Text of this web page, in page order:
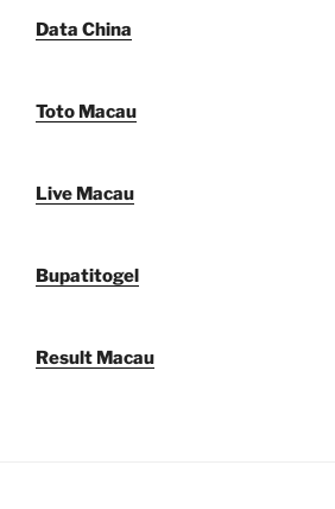
Data China
Toto Macau
Live Macau
Bupatitogel
Result Macau